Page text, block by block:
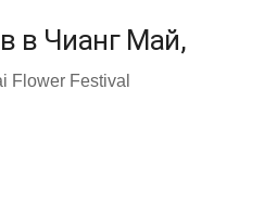
в Чианг Май,
Flower Festival